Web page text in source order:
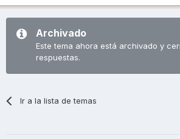
Archivado
Este tema ahora está archivado y
respuestas.
Ir a la lista de temas